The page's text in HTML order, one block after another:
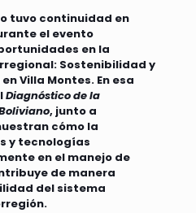
tuvo continuidad en
el evento
en la
Sostenibilidad y
Villa Montes. En esa
Diagnóstico de la
, junto a
cómo la
y tecnologías
en el manejo de
de manera
del sistema